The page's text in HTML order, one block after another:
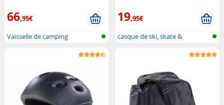
66,95€
Vaisselle de camping
19,95€
casque de ski, skate &